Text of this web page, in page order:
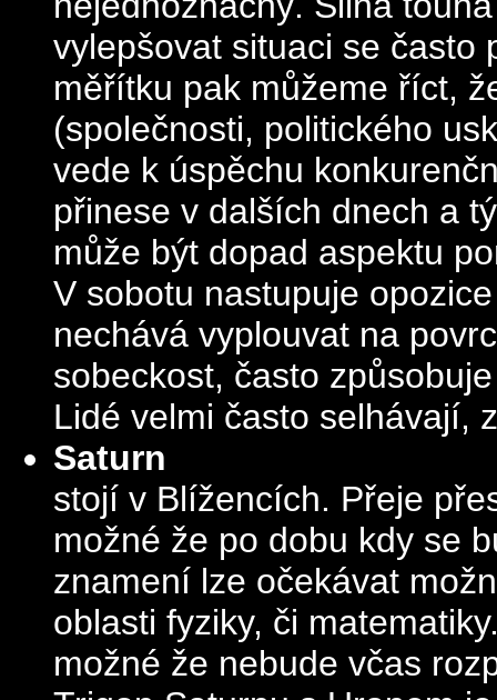
vylepšovat situaci se často
měřítku pak můžeme říct,
(společnosti, politického
vede k úspěchu
přinese v dalších dnech a
může být dopad aspektu
V sobotu nastupuje
nechává vyplouvat na
sobeckost, často
Lidé velmi často selhávají,
Saturn
stojí v Blížencích. Přeje
možné že po dobu kdy se
znamení lze očekávat
oblasti fyziky, či
možné že nebude včas